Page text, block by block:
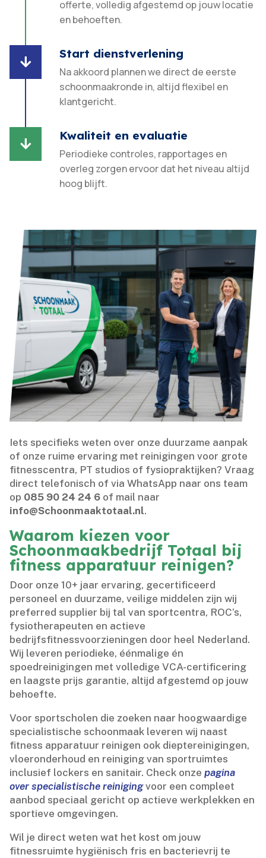
offerte, volledig afgestemd op jouw locatie
en behoeften.​

Start dienstverlening
Na akkoord plannen we direct de eerste
schoonmaakronde in, altijd flexibel en
klantgericht.​

Kwaliteit en evaluatie
Periodieke controles, rapportages en
overleg zorgen ervoor dat het niveau altijd
hoog blijft.​
Iets specifieks weten over onze duurzame aanpak
of onze ruime ervaring met reinigingen voor grote
fitnesscentra, PT studios of fysiopraktijken? Vraag
direct telefonisch of via WhatsApp naar ons team
op 085 90 24 24 6 of mail naar
info@Schoonmaaktotaal.​nl.​
Waarom kiezen voor
Schoonmaakbedrijf Totaal bij
fitness apparatuur reinigen?
Door onze 10+ jaar ervaring, gecertificeerd
personeel en duurzame, veilige middelen zijn wij
preferred supplier bij tal van sportcentra, ROC’s,
fysiotherapeuten en actieve
bedrijfsfitnessvoorzieningen door heel Nederland.​
Wij leveren periodieke, éénmalige én
spoedreinigingen met volledige VCA-certificering
en laagste prijs garantie, altijd afgestemd op jouw
behoefte.​
Voor sportscholen die zoeken naar hoogwaardige
specialistische schoonmaak leveren wij naast
fitness apparatuur reinigen ook dieptereinigingen,
vloeronderhoud en reiniging van sportruimtes
inclusief lockers en sanitair.​ Check onzepagina
over specialistische reinigingvoor een compleet
aanbod speciaal gericht op actieve werkplekken en
sportieve omgevingen.​
Wil je direct weten wat het kost om jouw
fitnessruimte hygiënisch fris en bacterievrij te